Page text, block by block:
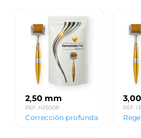
3,
REF.
2,50 mm
REF. H250DR
Corrección profunda